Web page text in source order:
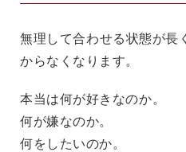
無理して合わせる状態が長
からなくなります。
本当は何が好きなのか。
何が嫌なのか。
何をしたいのか。